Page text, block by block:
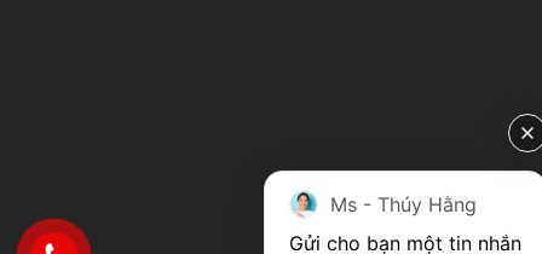
Ms - Thúy Hằng
Gửi cho bạn một tin nhắn